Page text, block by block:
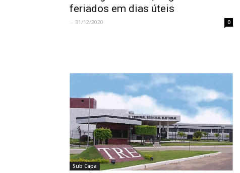
feriados em dias úteis
- 31/12/2020 0
Sub Capa